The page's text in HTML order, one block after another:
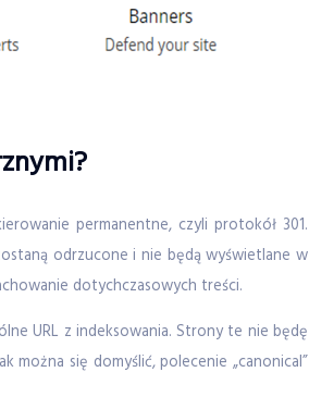
permanentne, czyli protokół 301.
odrzucone i nie będą wyświetlane w
dotychczasowych treści.
URL z indeksowania. Strony te nie będę
można się domyślić, polecenie „canonical”